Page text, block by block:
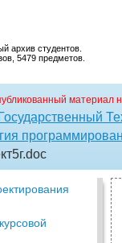
архив студентов.
5479 предметов.
материал
.doc